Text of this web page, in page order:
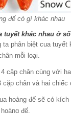
đế có gì khác nhau
tuyết khác nhau ở
ta phân biệt cua
mỗi loại.
cặp chân cùng với
chân và hai chiếc
hoàng đế sẽ có
đế.